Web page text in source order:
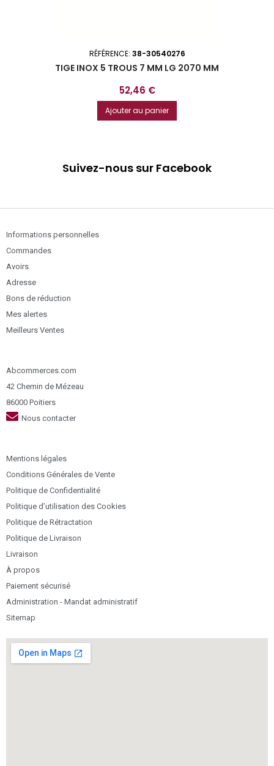
RÉFÉRENCE: 38-30540276
TIGE INOX 5 TROUS 7 MM LG 2070 MM
Prix
52,46 €
Ajouter au panier
Suivez-nous sur Facebook
Informations personnelles
Commandes
Avoirs
Adresse
Bons de réduction
Mes alertes
Meilleurs Ventes
Abcommerces.com
42 Chemin de Mézeau
86000 Poitiers
Nous contacter
Mentions légales
Conditions Générales de Vente
Politique de Confidentialité
Politique d’utilisation des Cookies
Politique de Rétractation
Politique de Livraison
Livraison
À propos
Paiement sécurisé
Administration - Mandat administratif
Sitemap